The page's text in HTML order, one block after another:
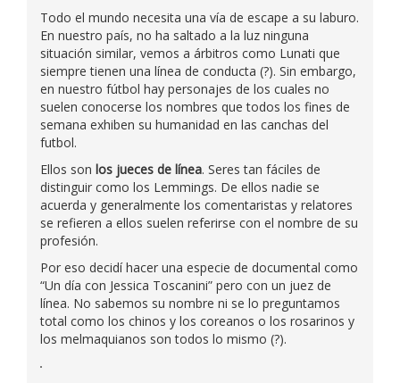
Todo el mundo necesita una vía de escape a su laburo.
En nuestro país, no ha saltado a la luz ninguna
situación similar, vemos a árbitros como Lunati que
siempre tienen una línea de conducta (?). Sin embargo,
en nuestro fútbol hay personajes de los cuales no
suelen conocerse los nombres que todos los fines de
semana exhiben su humanidad en las canchas del
futbol.
Ellos son los jueces de línea. Seres tan fáciles de
distinguir como los Lemmings. De ellos nadie se
acuerda y generalmente los comentaristas y relatores
se refieren a ellos suelen referirse con el nombre de su
profesión.
Por eso decidí hacer una especie de documental como
“Un día con Jessica Toscanini” pero con un juez de
línea. No sabemos su nombre ni se lo preguntamos
total como los chinos y los coreanos o los rosarinos y
los melmaquianos son todos lo mismo (?).